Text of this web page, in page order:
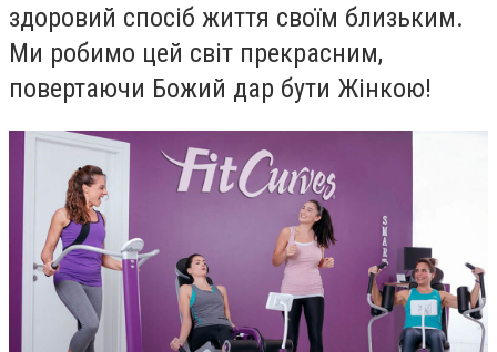
здоровий спосіб життя своїм близьким.
Ми робимо цей світ прекрасним,
повертаючи Божий дар бути Жінкою!